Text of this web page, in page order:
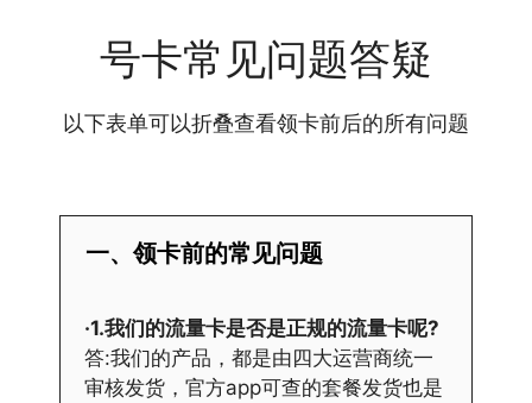
号卡常见问题答疑
以下表单可以折叠查看领卡前后的所有问题
一、领卡前的常见问题
·1.我们的流量卡是否是正规的流量卡呢?
答:我们的产品，都是由四大运营商统一
审核发货，官方app可查的套餐发货也是